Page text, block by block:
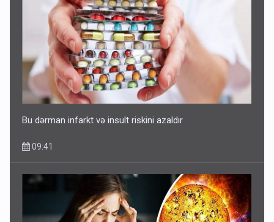
Bu dərman infarkt və insult riskini azaldır
09:41